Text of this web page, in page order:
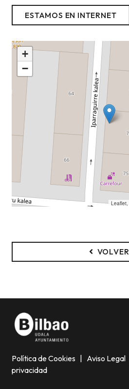
ESTAMOS EN INTERNET
+
−
Leaflet
VOLVER
Política de Cookies Aviso Legal
privacidad